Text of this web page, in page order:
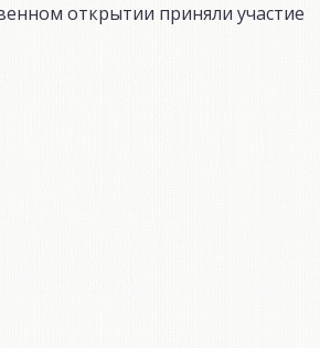
открытии приняли участие